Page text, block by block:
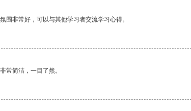
围非常好，可以与其他学习者交流学习心得。
常简洁，一目了然。